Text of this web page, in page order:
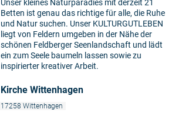
Unser kleines Naturparadies mit derzeit 21
Betten ist genau das richtige für alle, die Ruhe
und Natur suchen. Unser KULTURGUTLEBEN
liegt von Feldern umgeben in der Nähe der
schönen Feldberger Seenlandschaft und lädt
ein zum Seele baumeln lassen sowie zu
inspirierter kreativer Arbeit.
Kirche Wittenhagen
17258 Wittenhagen